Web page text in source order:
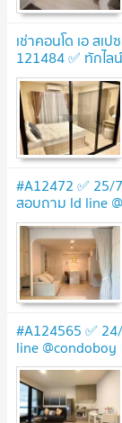
เช่าคอนโด เอ ส
121484 ✅ ทักไ
อาชีพ ✅
#A12472 ✅ 25/
สอบถาม ld line
#A124565 ✅
line @condoboy